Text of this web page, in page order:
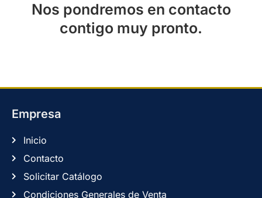
Nos pondremos en contacto
contigo muy pronto.
Empresa
Inicio
Contacto
Solicitar Catálogo
Condiciones Generales de Venta